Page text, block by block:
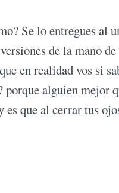
Se lo entregues al
de la mano de
en realidad vos si
alguien mejor
que al cerrar tus